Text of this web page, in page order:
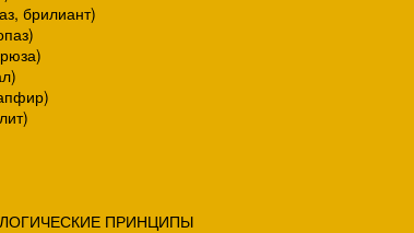
брилиант)
ПРИНЦИПЫ